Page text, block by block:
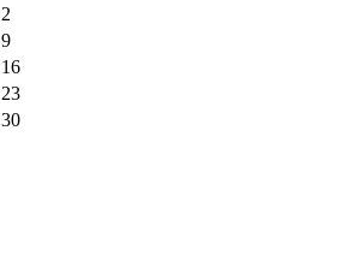
2
9
16
23
30